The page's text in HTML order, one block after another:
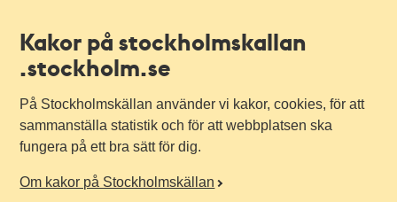
Kakor på stockholmskallan
.stockholm.se
På Stockholmskällan använder vi kakor, cookies, för att
sammanställa statistik och för att webbplatsen ska
fungera på ett bra sätt för dig.
Om kakor på Stockholmskällan